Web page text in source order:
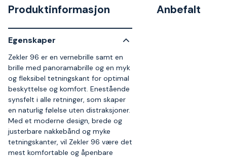
Produktinformasjon
Egenskaper
Zekler 96 er en vernebrille samt en
brille med panoramabrille og en myk
og fleksibel tetningskant for optimal
beskyttelse og komfort. Enestående
synsfelt i alle retninger, som skaper
en naturlig følelse uten distraksjoner.
Med et moderne design, brede og
justerbare nakkebånd og myke
tetningskanter, vil Zekler 96 være det
mest komfortable og åpenbare
Anbefalt